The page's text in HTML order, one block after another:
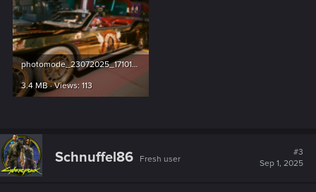
photomode_23072025_171016.png
3.4 MB · Views: 113
Schnuffel86 Fresh user
#3
Sep 1, 2025